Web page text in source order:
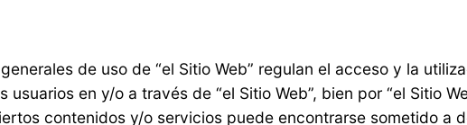
de uso de “el Sitio Web” regulan el acceso y la
usuarios en y/o a través de “el Sitio Web”, bien por “el Sitio
contenidos y/o servicios puede encontrarse sometido a